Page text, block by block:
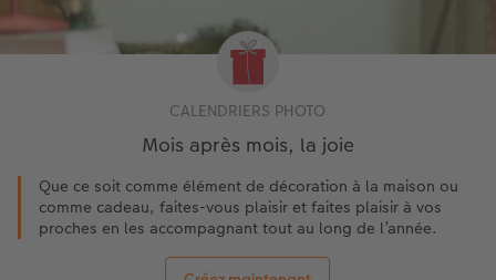
CALENDRIERS PHOTO
Mois après mois, la joie
Que ce soit comme élément de décoration à la maison ou
comme cadeau, faites-vous plaisir et faites plaisir à vos
proches en les accompagnant tout au long de l’année.